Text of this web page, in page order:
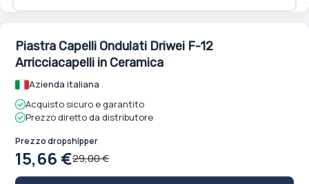
Piastra Capelli Ondulati Driwei F-12
Arricciacapelli in Ceramica
Azienda italiana
Acquisto sicuro e garantito
Prezzo diretto da distributore
Prezzo dropshipper
15,66 €29,00 €